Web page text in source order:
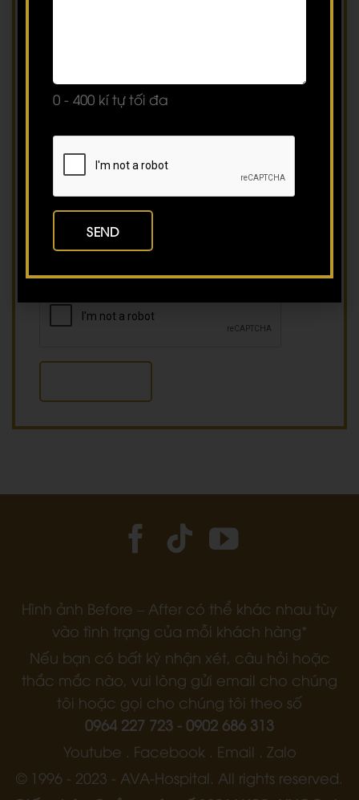
0 - 400 kí tự tối đa
Hình ảnh Before – After có thể khác nhau tùy
vào tình trạng của mỗi khách hàng*
Nếu bạn có bất kỳ nhận xét, câu hỏi hoặc
thắc mắc nào, vui lòng gửi email cho chúng
tôi hoặc gọi cho chúng tôi theo số
0964 227 723 - 0902 686 313
Youtube . Facebook . Email . Zalo
© 1996 - 2023 - AVA-Hospital. All rights reserved.
0 - 400 kí tự tối đa